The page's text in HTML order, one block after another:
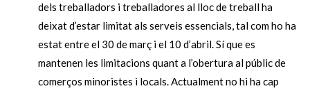
dels treballadors i treballadores al lloc de treball ha
deixat d’estar limitat als serveis essencials, tal com ho ha
estat entre el 30 de març i el 10 d’abril. Sí que es
mantenen les limitacions quant a l’obertura al públic de
comerços minoristes i locals. Actualment no hi ha cap